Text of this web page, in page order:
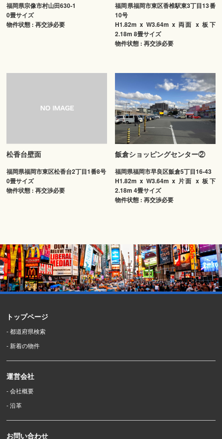
福岡県宗像市村山田630-1
0畳サイズ
物件状態 : 再交渉必要
福岡県福岡市東区香椎駅東3丁目13番
10号
H1.82m x W3.64m x 両面 x 板下
2.18m 8畳サイズ
物件状態 : 再交渉必要
松香台壁面
福岡県福岡市東区松香台2丁目1番8号
0畳サイズ
物件状態 : 再交渉必要
飯倉ショッピングセンター②
福岡県福岡市早良区飯倉5丁目16-43
H1.82m x W3.64m x 片面 x 板下
2.18m 4畳サイズ
物件状態 : 再交渉必要
トップページ
- 都道府県検索
- 新着の物件
運営会社
- 会社概要
- 沿革
お問い合わせ